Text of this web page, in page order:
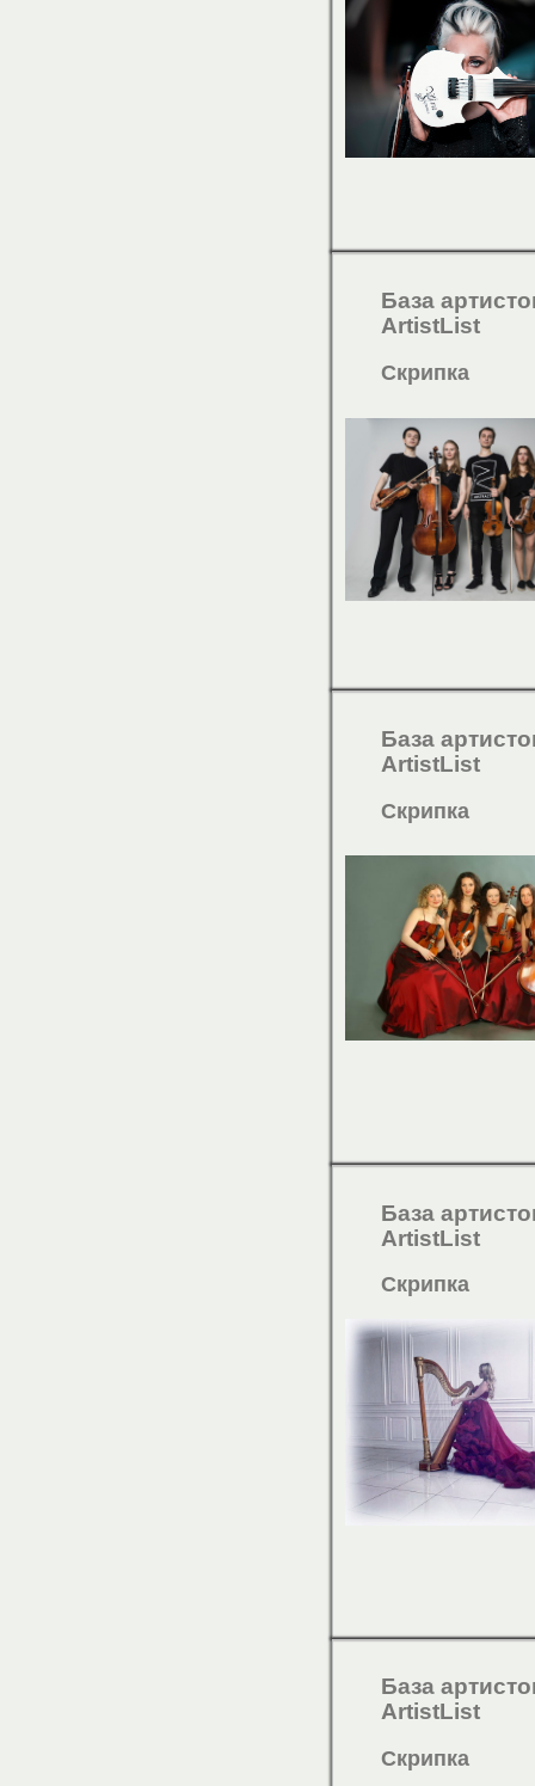
База
ArtistList
Скрипка
База
ArtistList
Скрипка
База
ArtistList
Скрипка
База
ArtistList
Скрипка